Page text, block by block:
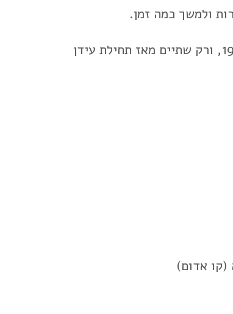
ולמשך כמה זמן.
כפי שניתן לראות מהאיור, היו רק כ-10 התפרצויות סטרטוספיריות גדולות (מתועדות) מאז סוף המאה ה-19, ורק שתיים מאז תחילת עידן
(קו אדום)